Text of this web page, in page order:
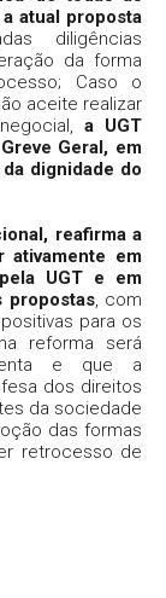
atual proposta
diligências
da forma
Caso o
aceite realizar
a UGT
Geral, em
dignidade do
reafirma a
ativamente em
UGT e em
propostas, com
para os
reforma será
e que a
dos direitos
da sociedade
das formas
retrocesso de